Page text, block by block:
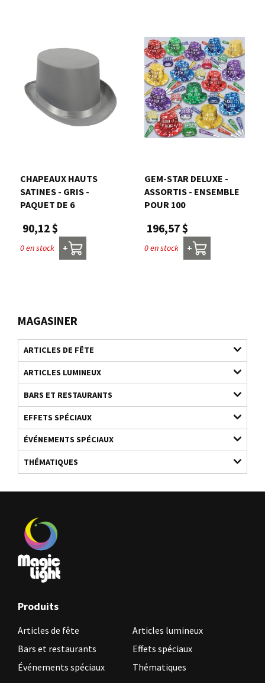
MAGASINER
ARTICLES DE FÊTE
ARTICLES LUMINEUX
BARS ET RESTAURANTS
EFFETS SPÉCIAUX
ÉVÉNEMENTS SPÉCIAUX
THÉMATIQUES
CHAPEAUX HAUTS
SATINES - GRIS -
PAQUET DE 6
90,12 $
0 en stock +
GEM-STAR DELUXE -
ASSORTIS - ENSEMBLE
POUR 100
196,57 $
0 en stock +
Produits
Articles de fête
Articles lumineux
Bars et restaurants
Effets spéciaux
Événements spéciaux
Thématiques